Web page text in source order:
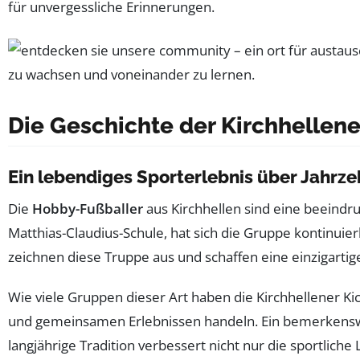
für unvergessliche Erinnerungen.
Die Geschichte der
Ein lebendiges Sporterlebnis über
Die Hobby-Fußballeraus Kirchhellen sind eine
Matthias-Claudius-Schule, hat sich die Gruppe
zeichnen diese Truppe aus und schaffen eine
Wie viele Gruppen dieser Art haben die Kirchhellener
und gemeinsamen Erlebnissen handeln. Ein
langjährige Tradition verbessert nicht nur die